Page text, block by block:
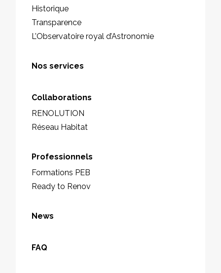
Historique
Transparence
L’Observatoire royal d’Astronomie
Nos services
Collaborations
RENOLUTION
Réseau Habitat
Professionnels
Formations PEB
Ready to Renov
News
FAQ